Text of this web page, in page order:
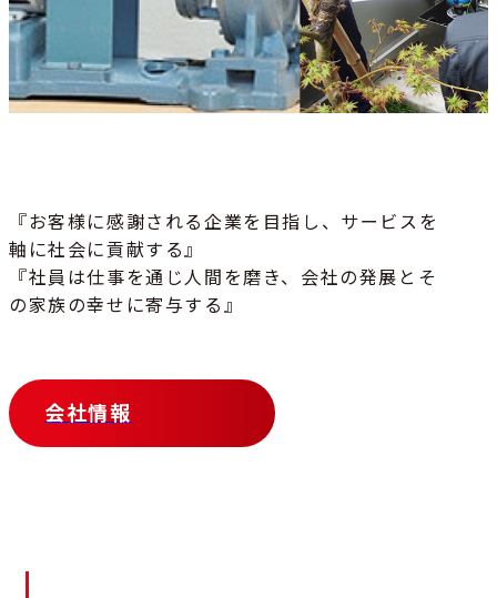
『お客様に感謝される企業を目指し、サービスを
軸に社会に貢献する』
『社員は仕事を通じ人間を磨き、会社の発展とそ
の家族の幸せに寄与する』
会社情報